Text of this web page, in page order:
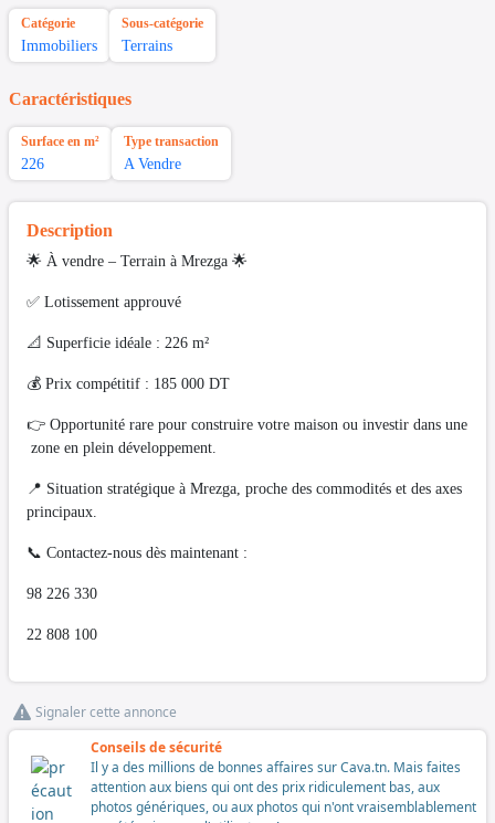
Catégorie
Immobiliers
Sous-catégorie
Terrains
Caractéristiques
Surface en m²
226
Type transaction
A Vendre
Description
🌟 À vendre – Terrain à Mrezga 🌟
✅ Lotissement approuvé
📐 Superficie idéale : 226 m²
💰 Prix compétitif : 185 000 DT
👉 Opportunité rare pour construire votre maison ou investir dans une
zone en plein développement.
📍 Situation stratégique à Mrezga, proche des commodités et des axes
principaux.
📞 Contactez-nous dès maintenant :
98 226 330
22 808 100
Signaler cette annonce
Conseils de sécurité
Il y a des millions de bonnes affaires sur Cava.tn. Mais faites
attention aux biens qui ont des prix ridiculement bas, aux
photos génériques, ou aux photos qui n'ont vraisemblablement